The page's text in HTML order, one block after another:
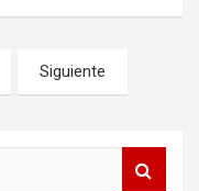
Siguiente